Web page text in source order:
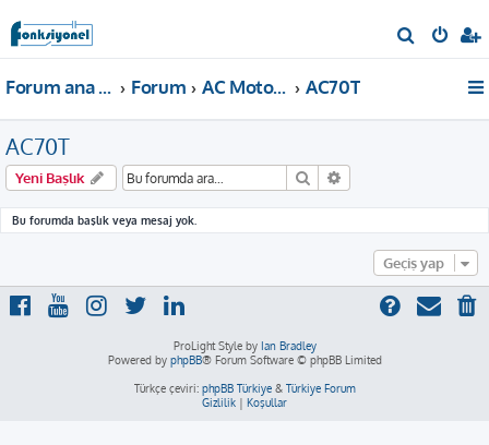
r
Forum ana sayfa Forum AC Motor Sürücü AC70T
AC70T
Yeni Başlık Ara
Bu forumda başlık veya mesaj yok.
Geçiş yap
ProLight Style by Ian Bradley
Powered by phpBB® Forum Software © phpBB Limited
Türkçe çeviri: phpBB Türkiye& Türkiye Forum
Gizlilik | Koşullar